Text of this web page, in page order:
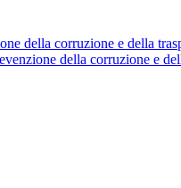
della corruzione e della
della corruzione e